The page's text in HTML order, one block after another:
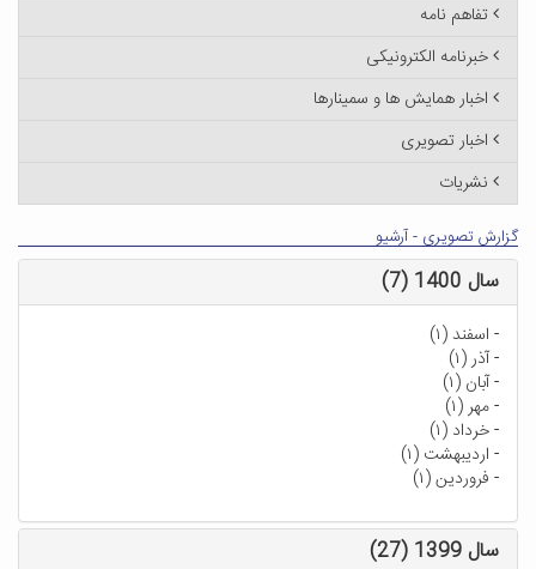
تفاهم نامه
خبرنامه الکترونیکی
اخبار همایش ها و سمینارها
اخبار تصویری
نشریات
گزارش تصویری - آرشیو
سال 1400 (7)
- اسفند (۱)
-آذر (۱)
-آبان (۱)
-مهر (۱)
-خرداد (۱)
- اردیبهشت (۱)
- فروردین (۱)
سال 1399 (27)